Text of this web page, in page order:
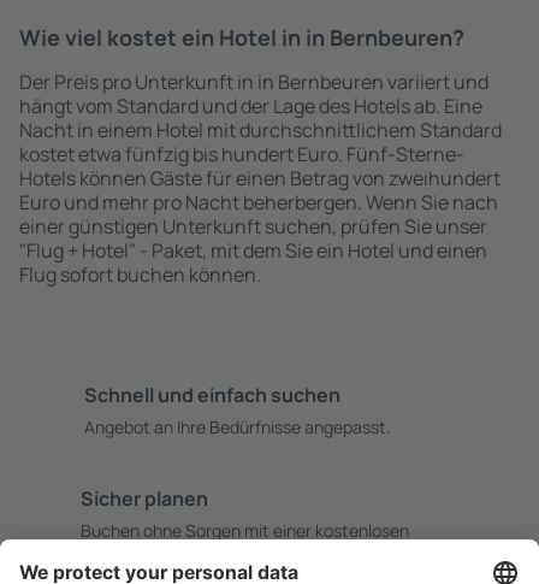
Wie viel kostet ein Hotel in in Bernbeuren?
Der Preis pro Unterkunft in in Bernbeuren variiert und
hängt vom Standard und der Lage des Hotels ab. Eine
Nacht in einem Hotel mit durchschnittlichem Standard
kostet etwa fünfzig bis hundert Euro. Fünf-Sterne-
Hotels können Gäste für einen Betrag von zweihundert
Euro und mehr pro Nacht beherbergen. Wenn Sie nach
einer günstigen Unterkunft suchen, prüfen Sie unser
"Flug + Hotel" - Paket, mit dem Sie ein Hotel und einen
Flug sofort buchen können.
Schnell und einfach suchen
Angebot an Ihre Bedürfnisse angepasst.
Sicher planen
Buchen ohne Sorgen mit einer kostenlosen